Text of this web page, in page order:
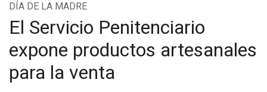
DÍA DE LA MADRE
El Servicio Penitenciario
expone productos artesanales
para la venta